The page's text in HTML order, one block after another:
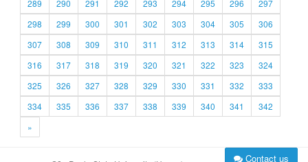
289
290 291 292 293 294 295 296
297
298
299 300 301 302 303 304 305
306
307
308 309 310 311 312 313 314
315
316
317 318 319 320 321 322 323
324
325
326 327 328 329 330 331 332
333
334
335 336 337 338 339 340 341
342
»
Contact us